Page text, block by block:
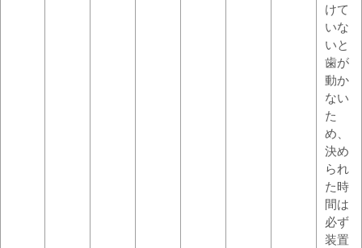
けて
いな
いと
歯が
動か
ない
た
め、
決め
られ
た時
間は
必ず
装置